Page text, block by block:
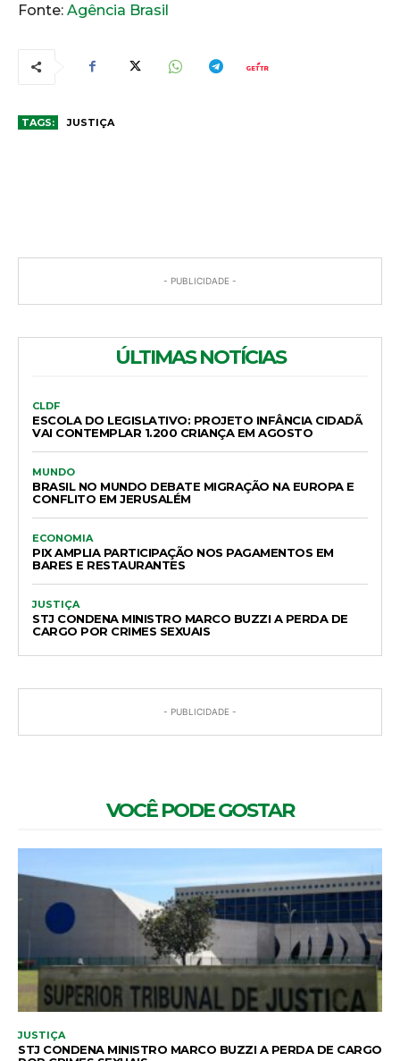
Fonte: Agência Brasil
TAGS: JUSTIÇA
- PUBLICIDADE -
ÚLTIMAS NOTÍCIAS
CLDF
ESCOLA DO LEGISLATIVO: PROJETO INFÂNCIA CIDADÃ
VAI CONTEMPLAR 1.200 CRIANÇA EM AGOSTO
MUNDO
BRASIL NO MUNDO DEBATE MIGRAÇÃO NA EUROPA E
CONFLITO EM JERUSALÉM
ECONOMIA
PIX AMPLIA PARTICIPAÇÃO NOS PAGAMENTOS EM
BARES E RESTAURANTES
JUSTIÇA
STJ CONDENA MINISTRO MARCO BUZZI A PERDA DE
CARGO POR CRIMES SEXUAIS
- PUBLICIDADE -
VOCÊ PODE GOSTAR
JUSTIÇA
STJ CONDENA MINISTRO MARCO BUZZI A PERDA DE CARGO